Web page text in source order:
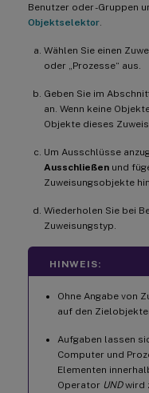
Benutzer oder -Gruppen
Objektselektor
Wählen Sie einen
oder „Prozesse“ aus.
Geben Sie im
an. Wenn keine
Objekte dieses
Um Ausschlüsse
Ausschließen und
Zuweisungsobjekte
Wiederholen Sie bei
Zuweisungstyp.
HINWEIS:
Ohne Angabe von
auf den
Aufgaben lassen
Computer und
Elementen
Operator UNDwird